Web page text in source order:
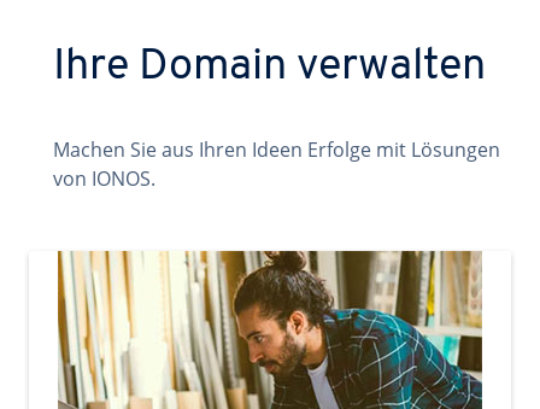
Ihre Domain verwalten
Machen Sie aus Ihren Ideen Erfolge mit Lösungen
von IONOS.